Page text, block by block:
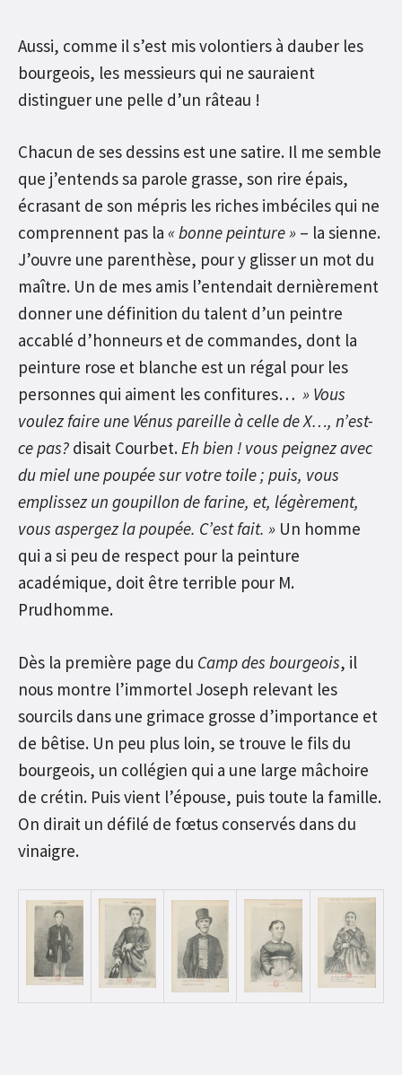
Aussi, comme il s’est mis volontiers à dauber les
bourgeois, les messieurs qui ne sauraient
distinguer une pelle d’un râteau !
Chacun de ses dessins est une satire. Il me semble
que j’entends sa parole grasse, son rire épais,
écrasant de son mépris les riches imbéciles qui ne
comprennent pas la « bonne peinture » – la sienne.
J’ouvre une parenthèse, pour y glisser un mot du
maître. Un de mes amis l’entendait dernièrement
donner une définition du talent d’un peintre
accablé d’honneurs et de commandes, dont la
peinture rose et blanche est un régal pour les
personnes qui aiment les confitures… » Vous
voulez faire une Vénus pareille à celle de X…, n’est-
ce pas? disait Courbet.Eh bien ! vous peignez avec
du miel une poupée sur votre toile ; puis, vous
emplissez un goupillon de farine, et, légèrement,
vous aspergez la poupée. C’est fait. » Un homme
qui a si peu de respect pour la peinture
académique, doit être terrible pour M.
Prudhomme.
Dès la première page du Camp des bourgeois, il
nous montre l’immortel Joseph relevant les
sourcils dans une grimace grosse d’importance et
de bêtise. Un peu plus loin, se trouve le fils du
bourgeois, un collégien qui a une large mâchoire
de crétin. Puis vient l’épouse, puis toute la famille.
On dirait un défilé de fœtus conservés dans du
vinaigre.